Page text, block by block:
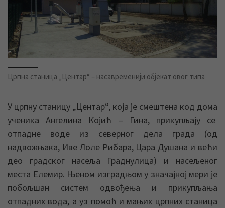
Црпна станица „Центар“ – насавременији објекат овог типа
У црпну станицу „Центар“, која је смештена код дома
ученика Ангелина Којић – Гина, прикупљају се
отпадне воде из северног дела града (од
надвожњака, Иве Лоле Рибара, Цара Душана и већи
део градског насеља Граднулица) и насељеног
места Елемир. Њеном изградњом у значајној мери је
побољшан систем одвођења и прикупљања
отпадних вода, а уз помоћ и мањих црпних станица